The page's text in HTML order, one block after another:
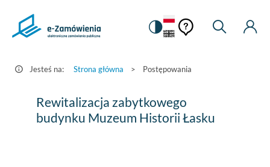
Postępowania
Zamówienia.gov.pl
Zmiana
na
kontrastową
Pomoc
kontekstowa
Pomoc
Moje
Jesteś na: Strona główna > Postępowania
Rewitalizacja
zabytkowego
Rewitalizacja zabytkowego
budynku Muzeum Historii Łasku